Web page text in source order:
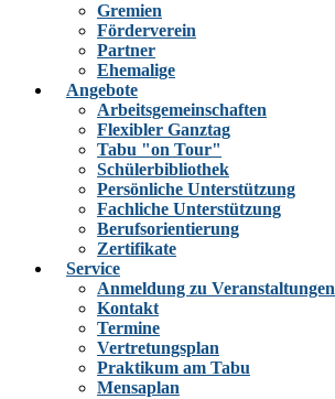
Gremien
Förderverein
Partner
Ehemalige
Angebote
Arbeitsgemeinschaften
Flexibler Ganztag
Tabu "on Tour"
Schülerbibliothek
Persönliche Unterstützung
Fachliche Unterstützung
Berufsorientierung
Zertifikate
Service
Anmeldung zu Veranstaltungen
Kontakt
Termine
Vertretungsplan
Praktikum am Tabu
Mensaplan